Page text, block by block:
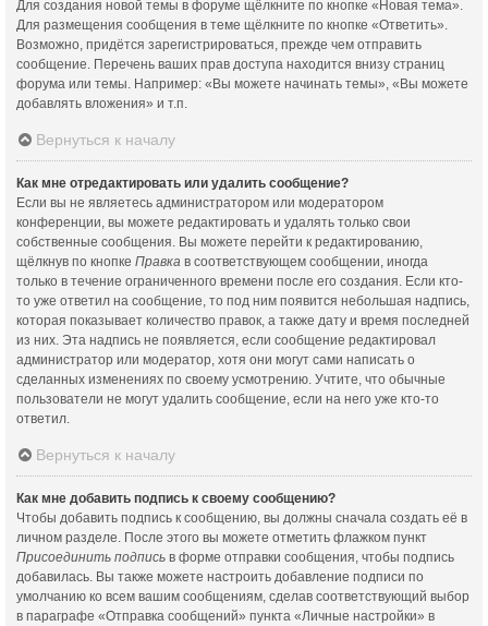
Для создания новой темы в форуме щёлкните по кнопке «Новая тема».
Для размещения сообщения в теме щёлкните по кнопке «Ответить».
Возможно, придётся зарегистрироваться, прежде чем отправить
сообщение. Перечень ваших прав доступа находится внизу страниц
форума или темы. Например: «Вы можете начинать темы», «Вы можете
добавлять вложения» и т.п.
Вернуться к началу
Как мне отредактировать или удалить сообщение?
Если вы не являетесь администратором или модератором
конференции, вы можете редактировать и удалять только свои
собственные сообщения. Вы можете перейти к редактированию,
щёлкнув по кнопке Правка в соответствующем сообщении, иногда
только в течение ограниченного времени после его создания. Если кто-
то уже ответил на сообщение, то под ним появится небольшая надпись,
которая показывает количество правок, а также дату и время последней
из них. Эта надпись не появляется, если сообщение редактировал
администратор или модератор, хотя они могут сами написать о
сделанных изменениях по своему усмотрению. Учтите, что обычные
пользователи не могут удалить сообщение, если на него уже кто-то
ответил.
Вернуться к началу
Как мне добавить подпись к своему сообщению?
Чтобы добавить подпись к сообщению, вы должны сначала создать её в
личном разделе. После этого вы можете отметить флажком пункт
Присоединить подпись в форме отправки сообщения, чтобы подпись
добавилась. Вы также можете настроить добавление подписи по
умолчанию ко всем вашим сообщениям, сделав соответствующий выбор
в параграфе «Отправка сообщений» пункта «Личные настройки» в